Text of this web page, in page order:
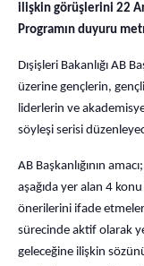
ilişkin görüşlerini 22
Programın duyuru
Dışişleri Bakanlığı AB
üzerine gençlerin,
liderlerin ve
söyleşi serisi
AB Başkanlığının
aşağıda yer alan 4
önerilerini ifade
sürecinde aktif olarak
geleceğine ilişkin